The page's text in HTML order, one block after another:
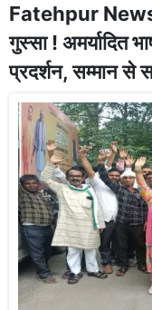
Fatehpur
गुस्सा ! अमर्यादित
प्रदर्शन, सम्मान से